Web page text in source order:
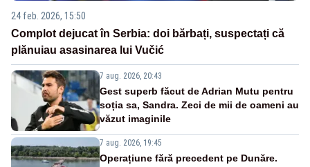
24 feb. 2026, 15:50
Complot dejucat în Serbia: doi bărbați, suspectați că
plănuiau asasinarea lui Vučić
7 aug. 2026, 20:43
Gest superb făcut de Adrian Mutu pentru
soția sa, Sandra. Zeci de mii de oameni au
văzut imaginile
7 aug. 2026, 19:45
Operațiune fără precedent pe Dunăre.